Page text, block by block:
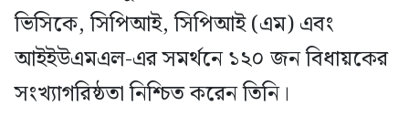
ভিসিকে, সিপিআই, সিপিআই (এম) এবং
আইইউএমএল-এর সমর্থনে ১২০ জন বিধায়কের
সংখ্যাগরিষ্ঠতা নিশ্চিত করেন তিনি।